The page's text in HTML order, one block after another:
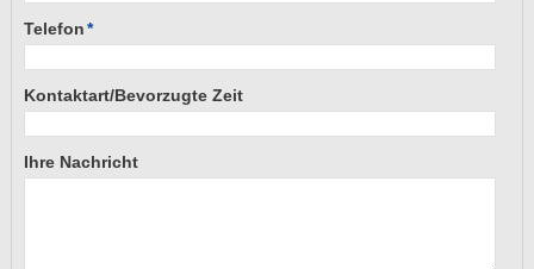
Telefon*
Kontaktart/Bevorzugte Zeit
Ihre Nachricht